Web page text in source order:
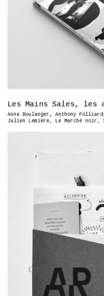
Les Mains Sales, les
Anna Boulanger, Anthony Folliard
Julien Lemière, Le Marché noir,